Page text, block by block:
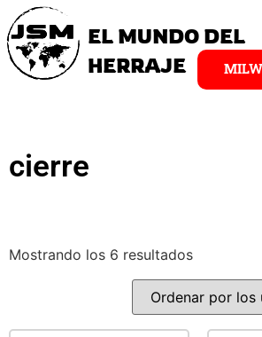
EL MUNDO DEL
HERRAJE
cierre
Mostrando los 6 resultados